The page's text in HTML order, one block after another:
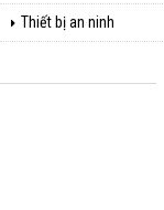
Thiết bị an ninh